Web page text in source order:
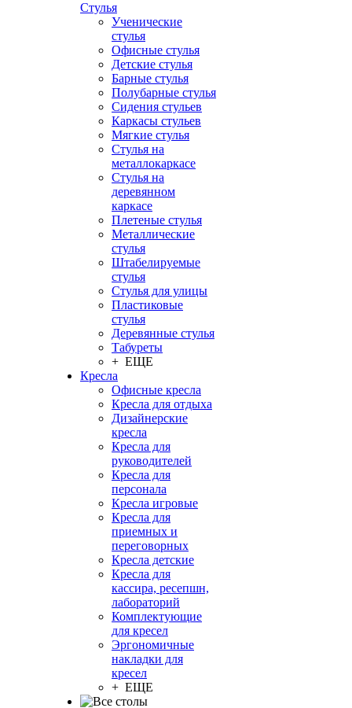
Стулья
Ученические
стулья
Офисные стулья
Детские стулья
Барные стулья
Полубарные стулья
Сидения стульев
Каркасы стульев
Мягкие стулья
Стулья на
металлокаркасе
Стулья на
деревянном
каркасе
Плетеные стулья
Металлические
стулья
Штабелируемые
стулья
Стулья для улицы
Пластиковые
стулья
Деревянные стулья
Табуреты
+ ЕЩЕ
Кресла
Офисные кресла
Кресла для отдыха
Дизайнерские
кресла
Кресла для
руководителей
Кресла для
персонала
Кресла игровые
Кресла для
приемных и
переговорных
Кресла детские
Кресла для
кассира, ресепшн,
лабораторий
Комплектующие
для кресел
Эргономичные
накладки для
кресел
+ ЕЩЕ